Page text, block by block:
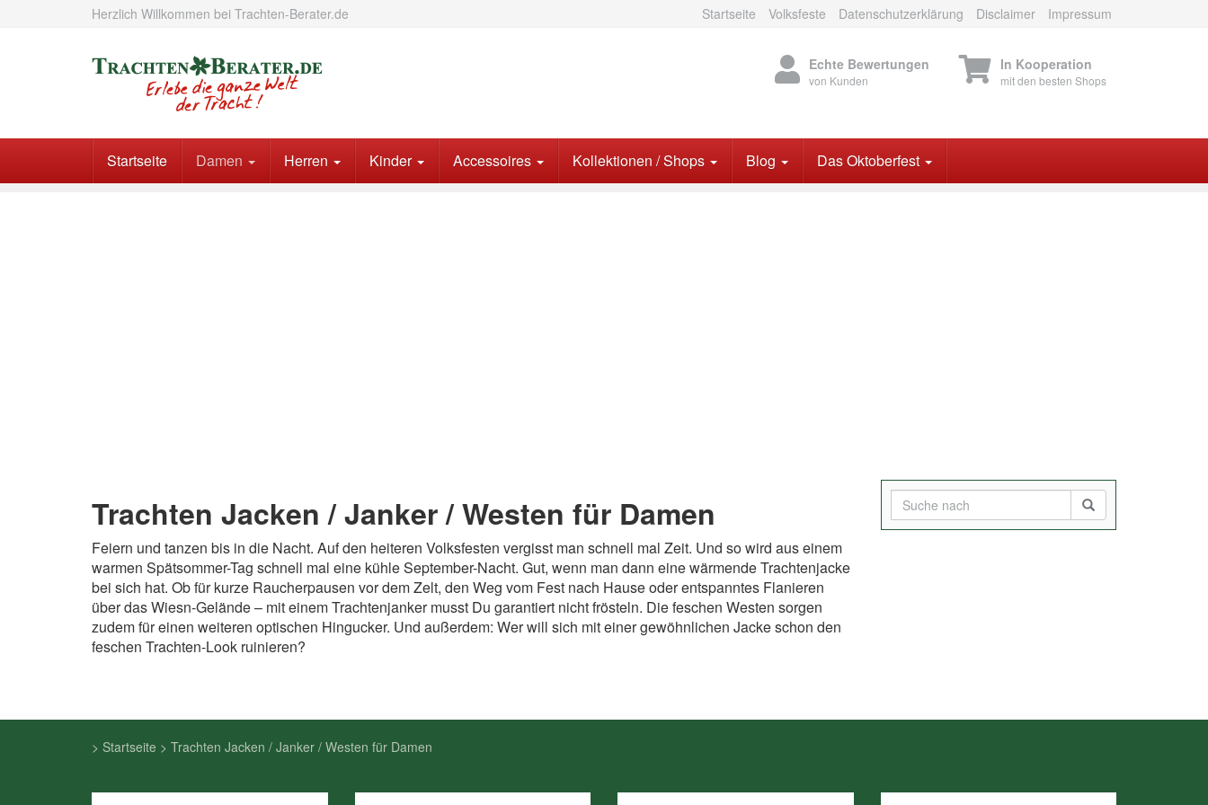
Herzlich Willkommen bei Trachten-Berater.de Startseite Volksfeste Datenschutzerklärung Disclaimer Impressum
Echte Bewertungen
von Kunden
In Kooperation
mit den besten Shops
Startseite Damen Herren Kinder Accessoires Kollektionen / Shops Blog Das Oktoberfest
Trachten Jacken / Janker / Westen für Damen
Feiern und tanzen bis in die Nacht. Auf den heiteren Volksfesten vergisst man schnell mal Zeit. Und so wird aus einem
warmen Spätsommer-Tag schnell mal eine kühle September-Nacht. Gut, wenn man dann eine wärmende Trachtenjacke
bei sich hat. Ob für kurze Raucherpausen vor dem Zelt, den Weg vom Fest nach Hause oder entspanntes Flanieren
über das Wiesn-Gelände – mit einem Trachtenjanker musst Du garantiert nicht frösteln. Die feschen Westen sorgen
zudem für einen weiteren optischen Hingucker. Und außerdem: Wer will sich mit einer gewöhnlichen Jacke schon den
feschen Trachten-Look ruinieren?
> Startseite > Trachten Jacken / Janker / Westen für Damen